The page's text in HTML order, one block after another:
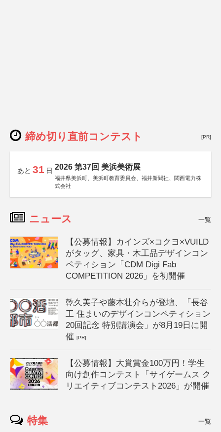
締め切り直前コンテスト [PR]
あと 31 日 2026 第37回 美浜美術展
福井県美浜町、美浜町教育委員会、福井新聞社、関西電力株
式会社
ニュース 一覧
【公募情報】カインズ×コクヨ×VUILD
がタッグ、家具・木工品デザインコン
ペティション「CDM Digi Fab
COMPETITION 2026」を初開催
乾久美子や藤本壮介らが登壇、「長谷
工 住まいのデザインコンペティション
20回記念 特別講演会」が8月19日に開
催[PR]
【公募情報】大賞賞金100万円！学生
向け創作コンテスト「サイゲームス ク
リエイティブコンテスト2026」が開催
特集 一覧